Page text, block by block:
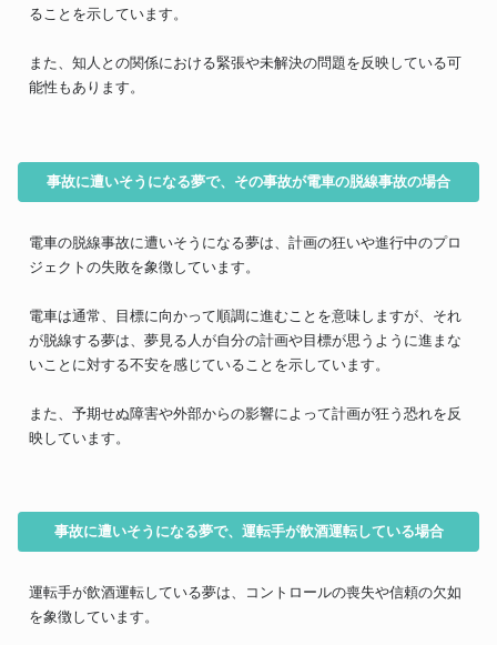
ることを示しています。
また、知人との関係における緊張や未解決の問題を反映している可
能性もあります。
事故に遭いそうになる夢で、その事故が電車の脱線事故の場合
電車の脱線事故に遭いそうになる夢は、計画の狂いや進行中のプロ
ジェクトの失敗を象徴しています。
電車は通常、目標に向かって順調に進むことを意味しますが、それ
が脱線する夢は、夢見る人が自分の計画や目標が思うように進まな
いことに対する不安を感じていることを示しています。
また、予期せぬ障害や外部からの影響によって計画が狂う恐れを反
映しています。
事故に遭いそうになる夢で、運転手が飲酒運転している場合
運転手が飲酒運転している夢は、コントロールの喪失や信頼の欠如
を象徴しています。